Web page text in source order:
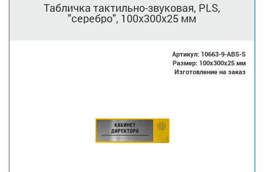
Табличка тактильно-звуковая, PLS,
"серебро", 100x300x25 мм
Артикул: 10663-9-ABS-S
Размер: 100x300x25 мм
Изготовление на заказ